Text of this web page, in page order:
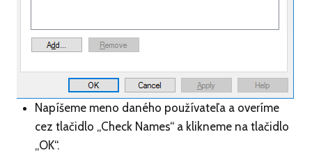
Napíšeme meno daného používateľa a overíme
cez tlačidlo „Check Names“ a klikneme na tlačidlo
„OK“.